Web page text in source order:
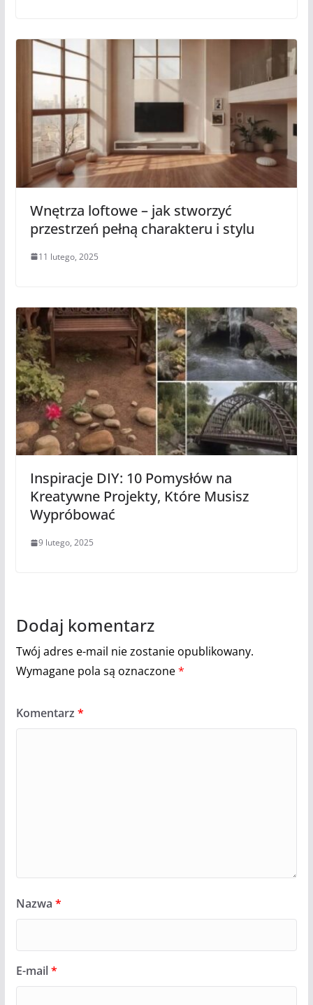
Wnętrza loftowe – jak stworzyć
przestrzeń pełną charakteru i stylu
11 lutego, 2025
Inspiracje DIY: 10 Pomysłów na
Kreatywne Projekty, Które Musisz
Wypróbować
9 lutego, 2025
Dodaj komentarz
Twój adres e-mail nie zostanie opublikowany.
Wymagane pola są oznaczone*
Komentarz *
Nazwa *
E-mail*